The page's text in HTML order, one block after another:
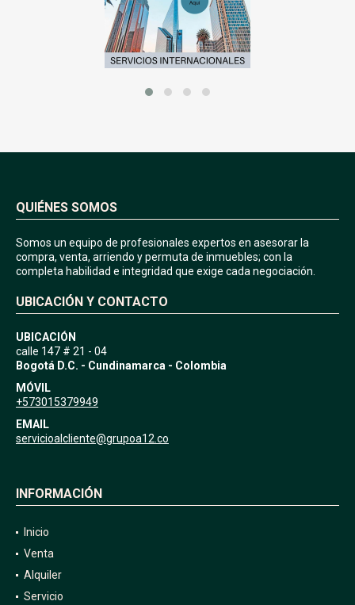
QUIÉNES SOMOS
Somos un equipo de profesionales expertos en asesorar la
compra, venta, arriendo y permuta de inmuebles; con la
completa habilidad e integridad que exige cada negociación.
UBICACIÓN Y CONTACTO
UBICACIÓN
calle 147 # 21 - 04
Bogotá D.C. - Cundinamarca - Colombia
MÓVIL
+573015379949
EMAIL
servicioalcliente@grupoa12.co
INFORMACIÓN
Inicio
Venta
Alquiler
Servicio